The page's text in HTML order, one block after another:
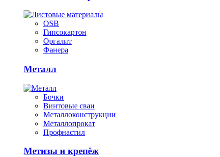
OSB
Гипсокартон
Оргалит
Фанера
Металл
Бочки
Винтовые сваи
Металлоконструкции
Металлопрокат
Профнастил
Метизы и крепёж